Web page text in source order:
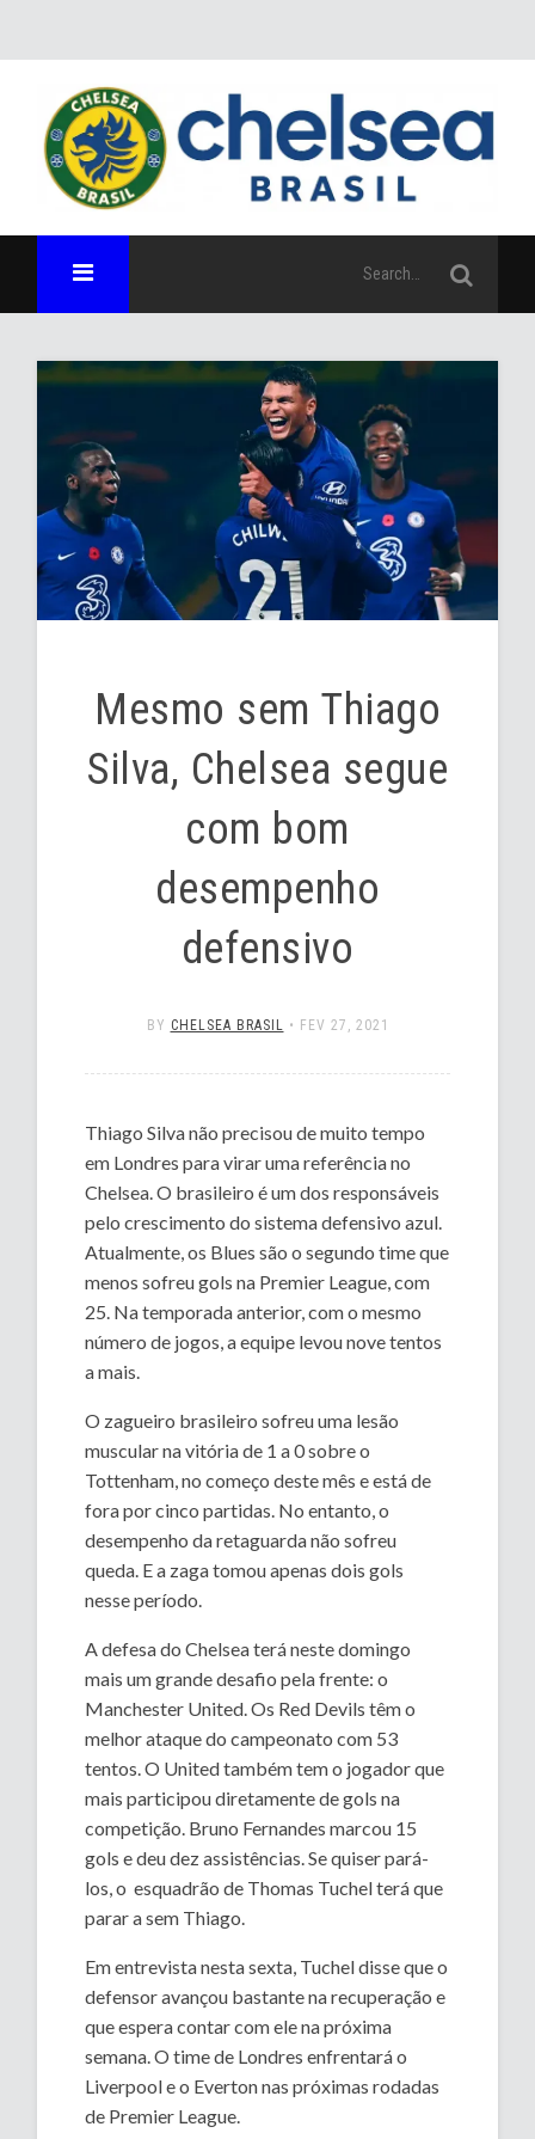
Mesmo sem Thiago
Silva, Chelsea segue
com bom
desempenho
defensivo
BY CHELSEA BRASIL • FEV 27, 2021
Thiago Silva não precisou de muito tempo
em Londres para virar uma referência no
Chelsea. O brasileiro é um dos responsáveis
pelo crescimento do sistema defensivo azul.
Atualmente, os Blues são o segundo time que
menos sofreu gols na Premier League, com
25. Na temporada anterior, com o mesmo
número de jogos, a equipe levou nove tentos
a mais.
O zagueiro brasileiro sofreu uma lesão
muscular na vitória de 1 a 0 sobre o
Tottenham, no começo deste mês e está de
fora por cinco partidas. No entanto, o
desempenho da retaguarda não sofreu
queda. E a zaga tomou apenas dois gols
nesse período.
A defesa do Chelsea terá neste domingo
mais um grande desafio pela frente: o
Manchester United. Os Red Devils têm o
melhor ataque do campeonato com 53
tentos. O United também tem o jogador que
mais participou diretamente de gols na
competição. Bruno Fernandes marcou 15
gols e deu dez assistências. Se quiser pará-
los, o esquadrão de Thomas Tuchel terá que
parar a sem Thiago.
Em entrevista nesta sexta, Tuchel disse que o
defensor avançou bastante na recuperação e
que espera contar com ele na próxima
semana. O time de Londres enfrentará o
Liverpool e o Everton nas próximas rodadas
de Premier League.